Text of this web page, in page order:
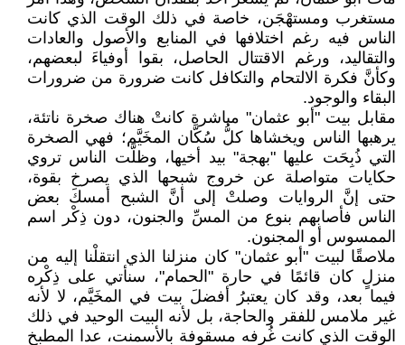
مستغرب ومستهْجَن، خاصة في ذلك الوقت الذي كانت
الناس فيه رغم اختلافها في المنابع والأصول والعادات
والتقاليد، ورغم الاقتتال الحاصل، بقوا أوفياءَ لبعضهم،
وكأنَّ فكرة الالتحام والتكافل كانت ضرورة من ضرورات
البقاء والوجود.
مقابل بيت "أبو عثمان" مباشرة كانتْ هناك صخرة ناتئة،
يرهبها الناس ويخشاها كلُّ سُكَّان المخَيَّم؛ فهي الصخرة
التي ذُبِحَت عليها "بهجة" بيد أخيها، وظلَّت الناس تروي
حكايات متواصلة عن خروج شبحها الذي يصرخ بقوة،
حتى إنَّ الروايات وصلتْ إلى أنَّ الشبح أمسكَ بعض
الناس فأصابهم بنوع من المسِّ والجنون، دون ذِكْر اسم
الممسوس أو المجنون.
ملاصقًا لبيت "أبو عثمان" كان منزلنا الذي انتقلْنا إليه من
منزلٍ كان قائمًا في حارة "الحمام"، سنأتي على ذِكْره
فيما بعد، وقد كان يعتبرُ أفضلَ بيت في المخَيَّم، لا لأنه
غير ملامس للفقر والحاجة، بل لأنه البيت الوحيد في ذلك
الوقت الذي كانت غُرفه مسقوفة بالأسمنت، عدا المطبخ